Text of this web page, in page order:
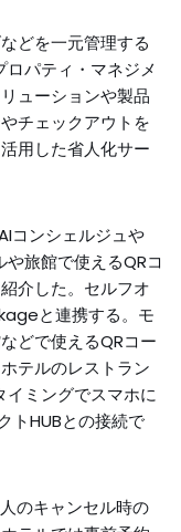
どを一元管理する
パティ・マネジメ
ューションや製品
チェックアウトを
用した省人化サー
コンシェルジュや
旅館で使えるQRコ
介した。セルフオ
と連携する。モ
どで使えるQRコー
テルのレストラン
イミングでスマホに
トHUBとの接続で
のキャンセル時の